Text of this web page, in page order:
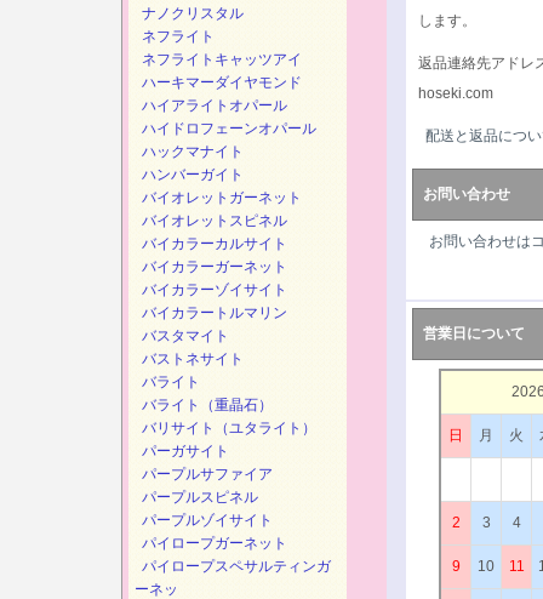
します。
返品連絡先アドレ
hoseki.com
配送と返品につ
お問い合わせ
お問い合わせは
営業日について
日 月 火
2 3 4
9 10 11
ナノクリスタル
ネフライト
ネフライトキャッツアイ
ハーキマーダイヤモンド
ハイアライトオパール
ハイドロフェーンオパール
ハックマナイト
ハンバーガイト
バイオレットガーネット
バイオレットスピネル
バイカラーカルサイト
バイカラーガーネット
バイカラーゾイサイト
バイカラートルマリン
バスタマイト
バストネサイト
バライト
バライト（重晶石）
バリサイト（ユタライト）
パーガサイト
パープルサファイア
パープルスピネル
パープルゾイサイト
パイロープガーネット
パイロープスペサルティンガ
ーネッ